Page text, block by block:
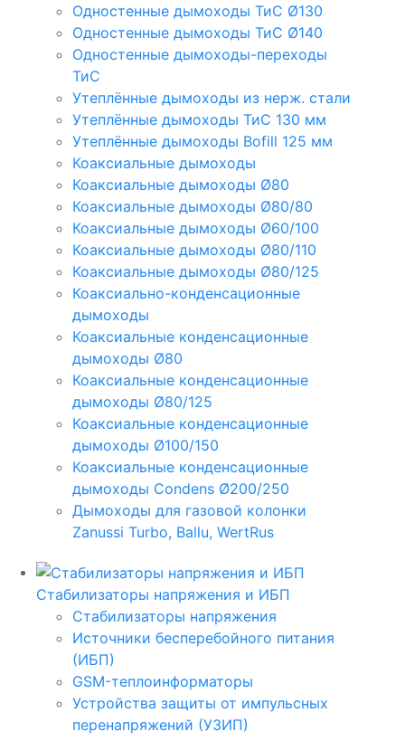
Одностенные дымоходы ТиС Ø130
Одностенные дымоходы ТиС Ø140
Одностенные дымоходы-переходы
ТиС
Утеплённые дымоходы из нерж. стали
Утеплённые дымоходы ТиС 130 мм
Утеплённые дымоходы Bofill 125 мм
Коаксиальные дымоходы
Коаксиальные дымоходы Ø80
Коаксиальные дымоходы Ø80/80
Коаксиальные дымоходы Ø60/100
Коаксиальные дымоходы Ø80/110
Коаксиальные дымоходы Ø80/125
Коаксиально-конденсационные
дымоходы
Коаксиальные конденсационные
дымоходы Ø80
Коаксиальные конденсационные
дымоходы Ø80/125
Коаксиальные конденсационные
дымоходы Ø100/150
Коаксиальные конденсационные
дымоходы Condens Ø200/250
Дымоходы для газовой колонки
Zanussi Turbo, Ballu, WertRus
Стабилизаторы напряжения и ИБП
Стабилизаторы напряжения
Источники бесперебойного питания
(ИБП)
GSM-теплоинформаторы
Устройства защиты от импульсных
перенапряжений (УЗИП)